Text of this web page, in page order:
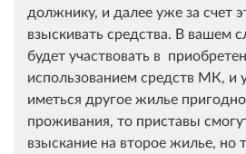
должнику, и далее уже за счет
взыскивать средства. В вашем
будет участвовать в
использованием средств МК, и
иметься другое жилье
проживания, то приставы
взыскание на второе жилье, но